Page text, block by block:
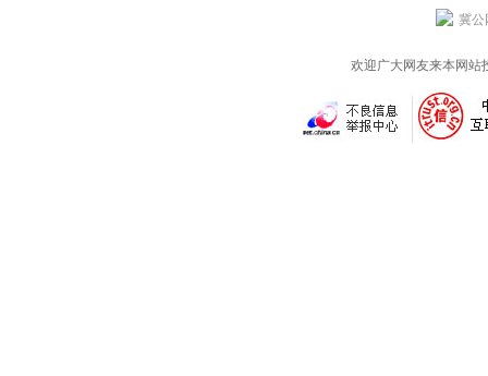
冀公
欢迎广大网友来本网站